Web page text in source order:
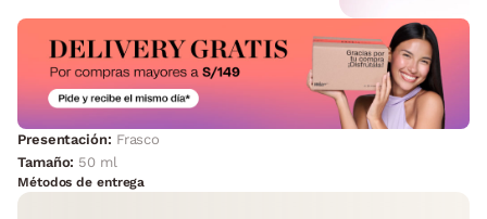
Presentación: Frasco
Tamaño: 50 ml
Métodos de entrega